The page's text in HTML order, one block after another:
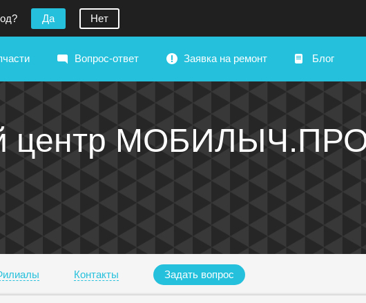
Да Нет
Вопрос-ответ Заявка на ремонт Блог
центр
Контакты Задать вопрос